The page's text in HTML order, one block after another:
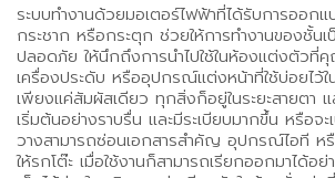
ระบบทำงานด้วยมอเตอร์ไฟฟ้าที่ได้รับการออกแ
กระชาก หรือกระตุก ช่วยให้การทำงานของชั้นเ
ปลอดภัย ให้นึกถึงการนำไปใช้ในห้องแต่งตัวที่
เครื่องประดับ หรืออุปกรณ์แต่งหน้าที่ใช้บ่อยไว้ใ
เพียงแค่สัมผัสเดียว ทุกสิ่งก็อยู่ในระยะสายตา แ
เริ่มต้นอย่างราบรื่น และมีระเบียบมากขึ้น หรือจ
วางสามารถซ่อนเอกสารสำคัญ อุปกรณ์ไอที ห
ให้รกโต๊ะ เมื่อใช้งานก็สามารถเรียกออกมาได้อ